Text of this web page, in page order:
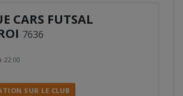
CARS FUTSAL
7636
22:00
SUR LE CLUB